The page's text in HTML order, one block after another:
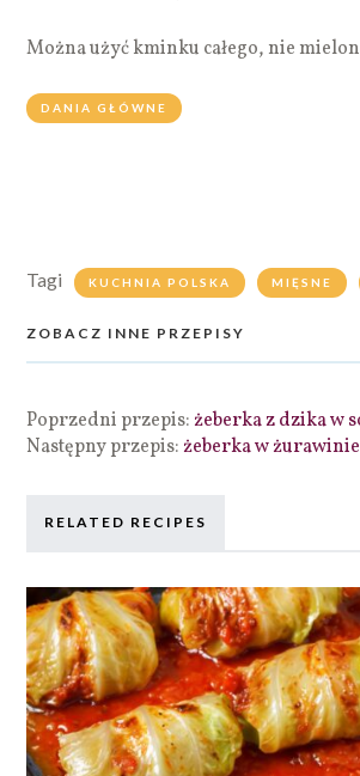
Można użyć kminku całego, nie
DANIA GŁÓWNE
Tagi KUCHNIA POLSKA MIĘSNE
ZOBACZ INNE PRZEPISY
Poprzedni przepis: żeberka z dzika w
Następny przepis: żeberka w żurawinie
RELATED RECIPES